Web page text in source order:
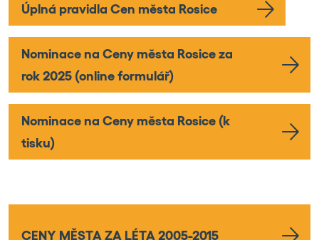
Úplná pravidla Cen města Rosice
Nominace na Ceny města Rosice za
rok 2025 (online formulář)
Nominace na Ceny města Rosice (k
tisku)
CENY MĚSTA ZA LÉTA 2005-2015